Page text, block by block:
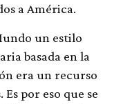
a América.
un estilo
basada en la
era un recurso
por eso que se